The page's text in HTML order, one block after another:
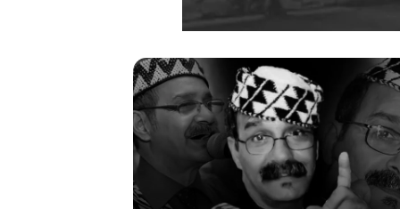
(1946-
منذ أسبوعين